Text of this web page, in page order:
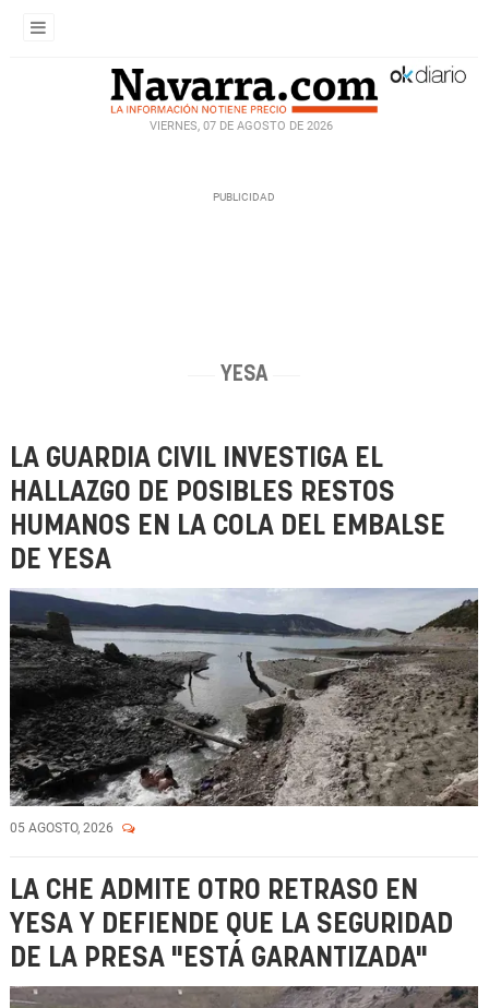
VIERNES, 07 DE AGOSTO DE 2026
YESA
LA GUARDIA CIVIL INVESTIGA EL
HALLAZGO DE POSIBLES RESTOS
HUMANOS EN LA COLA DEL EMBALSE
DE YESA
05 AGOSTO, 2026
LA CHE ADMITE OTRO RETRASO EN
YESA Y DEFIENDE QUE LA SEGURIDAD
DE LA PRESA "ESTÁ GARANTIZADA"